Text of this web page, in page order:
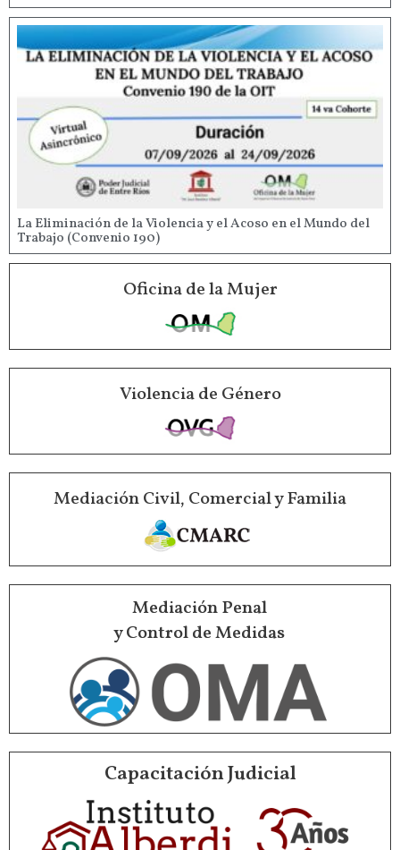
La Eliminación de la Violencia y el Acoso en el Mundo del
Trabajo (Convenio 190)
Oficina de la Mujer
Violencia de Género
Mediación Civil, Comercial y Familia
Mediación Penal
y Control de Medidas
Capacitación Judicial